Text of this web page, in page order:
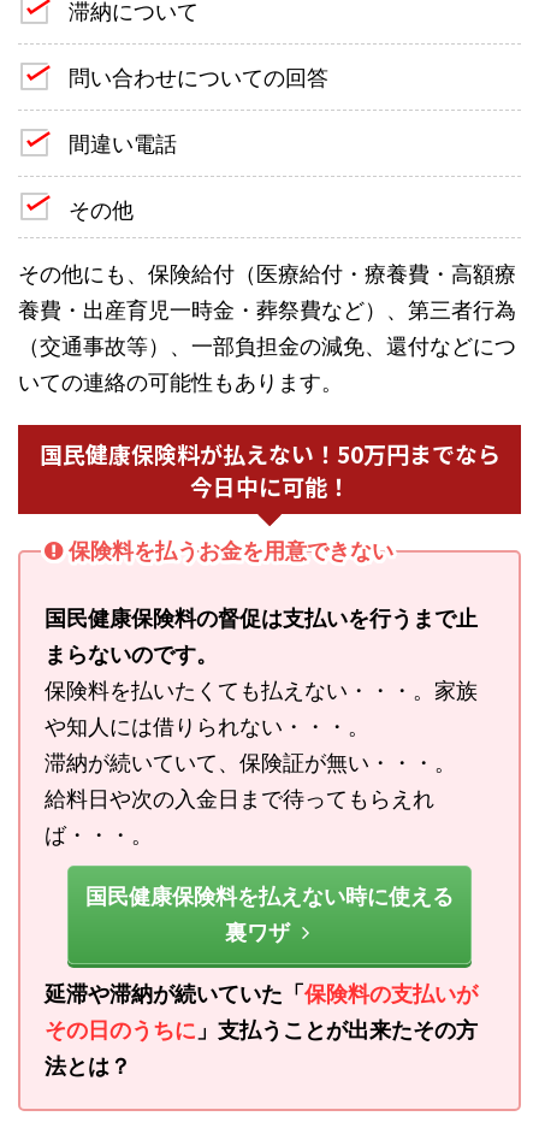
滞納について
問い合わせについての回答
間違い電話
その他
その他にも、保険給付（医療給付・療養費・高額療
養費・出産育児一時金・葬祭費など）、第三者行為
（交通事故等）、一部負担金の減免、還付などにつ
いての連絡の可能性もあります。
国民健康保険料が払えない！50万円までなら
今日中に可能！
保険料を払うお金を用意できない
国民健康保険料の督促は支払いを行うまで止
まらないのです。
保険料を払いたくても払えない・・・。家族
や知人には借りられない・・・。
滞納が続いていて、保険証が無い・・・。
給料日や次の入金日まで待ってもらえれ
ば・・・。
国民健康保険料を払えない時に使える
裏ワザ
延滞や滞納が続いていた「保険料の支払いが
その日のうちに 」支払うことが出来たその方
法とは？